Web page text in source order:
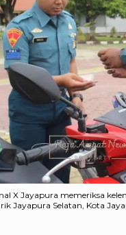
X Jayapura memeriksa
Jayapura Selatan, Kota